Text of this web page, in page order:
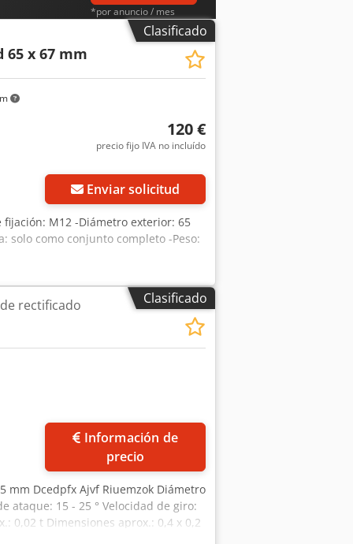
*por anuncio / mes
Clasificado
65 x 67 mm
120 €
precio fijo IVA no incluído
Enviar solicitud
fijación: M12 -Diámetro exterior: 65
solo como conjunto completo -Peso:
Clasificado
rectificado
precio
mm Dcedpfx Ajvf Riuemzok Diámetro
ataque: 15 - 25 ° Velocidad de giro:
0,02 t Dimensiones aprox.: 0,4 x 0,2
de flancos de engranajes.